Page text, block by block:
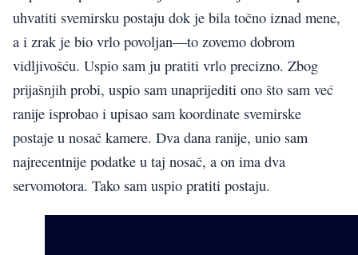
uhvatiti svemirsku postaju dok je bila točno iznad mene,
a i zrak je bio vrlo povoljan—to zovemo dobrom
vidljivošću. Uspio sam ju pratiti vrlo precizno. Zbog
prijašnjih probi, uspio sam unaprijediti ono što sam već
ranije isprobao i upisao sam koordinate svemirske
postaje u nosač kamere. Dva dana ranije, unio sam
najrecentnije podatke u taj nosač, a on ima dva
servomotora. Tako sam uspio pratiti postaju.